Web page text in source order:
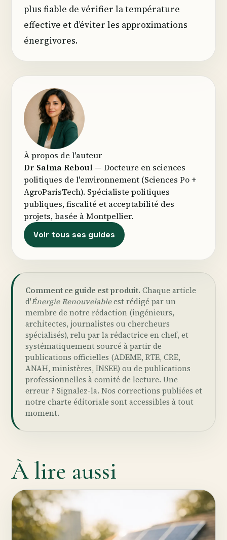
plus fiable de vérifier la température
effective et d’éviter les approximations
énergivores.
À propos de l'auteur
Dr Salma Reboul — Docteure en sciences
politiques de l'environnement (Sciences Po +
AgroParisTech). Spécialiste politiques
publiques, fiscalité et acceptabilité des
projets, basée à Montpellier.
Voir tous ses guides
Comment ce guide est produit. Chaque article
d'Énergie Renouvelableest rédigé par un
membre de notre rédaction (ingénieurs,
architectes, journalistes ou chercheurs
spécialisés), relu par la rédactrice en chef, et
systématiquement sourcé à partir de
publications officielles (ADEME, RTE, CRE,
ANAH, ministères, INSEE) ou de publications
professionnelles à comité de lecture. Une
erreur ? Signalez-la. Nos corrections publiées et
notre charte éditoriale sont accessibles à tout
moment.
À lire aussi